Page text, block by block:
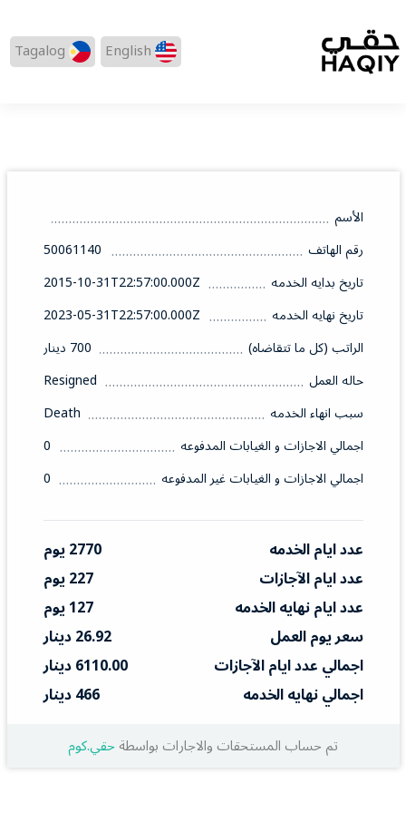
English
Tagalog
الأسم
رقم الهاتف
50061140
تاريخ بدايه الخدمه
2015-10-31T22:57:00.000Z
تاريخ نهايه الخدمه
2023-05-31T22:57:00.000Z
الراتب (كل ما تتقاضاه)
700 دينار
حاله العمل
Resigned
سبب انهاء الخدمه
Death
اجمالي الاجازات و الغيابات المدفوعه
0
اجمالي الاجازات و الغيابات غير المدفوعه
0
عدد ايام الخدمه
2770 يوم
عدد ايام الآجازات
227 يوم
عدد ايام نهايه الخدمه
127 يوم
سعر يوم العمل
26.92 دينار
اجمالي عدد ايام الآجازات
6110.00 دينار
اجمالي نهايه الخدمه
466 دينار
تم حساب المستحقات والاجارات بواسطةحقي.كوم